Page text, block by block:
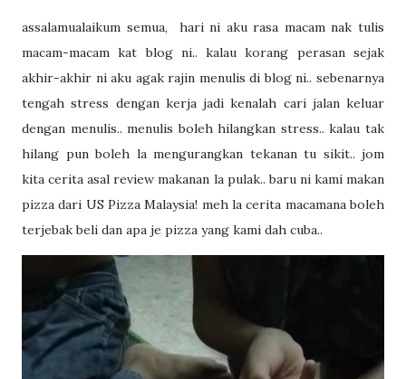
assalamualaikum semua, hari ni aku rasa macam nak tulis
macam-macam kat blog ni.. kalau korang perasan sejak
akhir-akhir ni aku agak rajin menulis di blog ni.. sebenarnya
tengah stress dengan kerja jadi kenalah cari jalan keluar
dengan menulis.. menulis boleh hilangkan stress.. kalau tak
hilang pun boleh la mengurangkan tekanan tu sikit.. jom
kita cerita asal review makanan la pulak.. baru ni kami makan
pizza dari US Pizza Malaysia! meh la cerita macamana boleh
terjebak beli dan apa je pizza yang kami dah cuba..